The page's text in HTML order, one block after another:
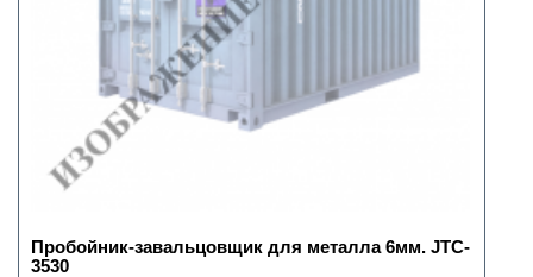
Пробойник-завальцовщик для металла 6мм. JTC-
3530